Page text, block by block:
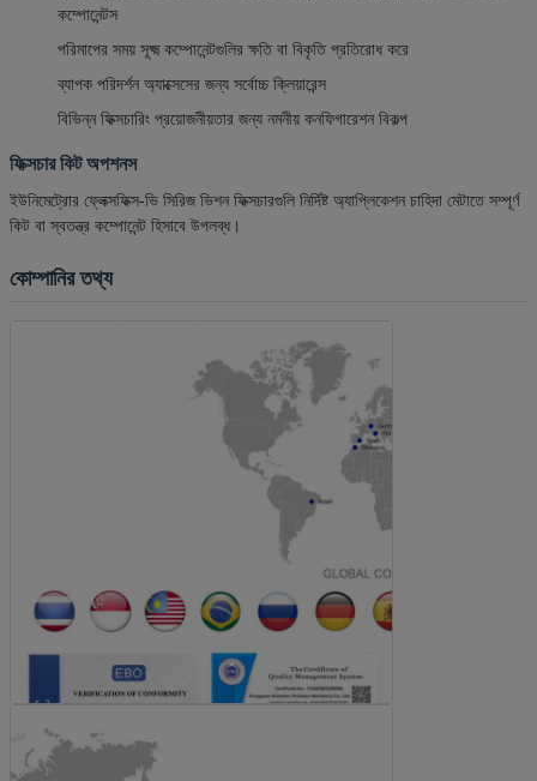
কম্পোনেন্টস
পরিমাপের সময় সূক্ষ্ম কম্পোনেন্টগুলির ক্ষতি বা বিকৃতি প্রতিরোধ করে
ব্যাপক পরিদর্শন অ্যাক্সেসের জন্য সর্বোচ্চ ক্লিয়ারেন্স
বিভিন্ন ফিক্সচারিং প্রয়োজনীয়তার জন্য নমনীয় কনফিগারেশন বিকল্প
ফিক্সচার কিট অপশনস
ইউনিমেট্রোর ফ্লেক্সফিক্স-ভি সিরিজ ভিশন ফিক্সচারগুলি নির্দিষ্ট অ্যাপ্লিকেশন চাহিদা মেটাতে সম্পূর্ণ
কিট বা স্বতন্ত্র কম্পোনেন্ট হিসাবে উপলব্ধ।
কোম্পানির তথ্য